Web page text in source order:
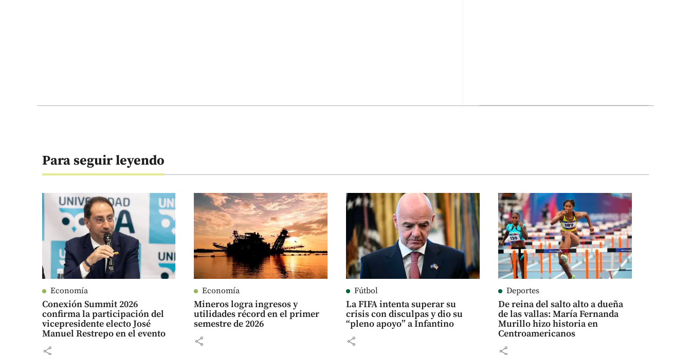
Para seguir leyendo
Economía
Conexión Summit 2026
confirma la participación del
vicepresidente electo José
Manuel Restrepo en el evento
share
Economía
Mineros logra ingresos y
utilidades récord en el primer
semestre de 2026
share
Fútbol
La FIFA intenta superar su
crisis con disculpas y dio su
“pleno apoyo” a Infantino
share
Deportes
De reina del salto alto a dueña
de las vallas: María Fernanda
Murillo hizo historia en
Centroamericanos
share